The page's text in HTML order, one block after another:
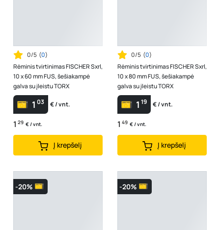
0/5 (0)
Rėminis tvirtinimas FISCHER Sxrl,
10 x 60 mm FUS, šešiakampė
galva su įleistu TORX
1 03 € / vnt.
1 29 € / vnt.
Į krepšelį
0/5 (0)
Rėminis tvirtinimas FISCHER Sxrl,
10 x 80 mm FUS, šešiakampė
galva su įleistu TORX
1 19 € / vnt.
1 49 € / vnt.
Į krepšelį
-20% -20%